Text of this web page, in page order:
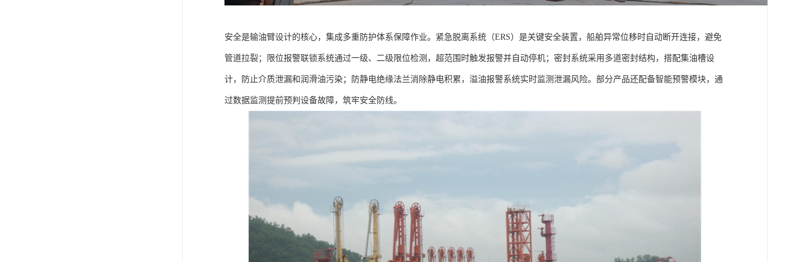
安全是输油臂设计的核心，集成多重防护体系保障作业。紧急脱离系统（ERS）是关键安全装置，船舶异常位移时自动断开连接，避免
管道拉裂；限位报警联锁系统通过一级、二级限位检测，超范围时触发报警并自动停机；密封系统采用多道密封结构，搭配集油槽设
计，防止介质泄漏和润滑油污染；防静电绝缘法兰消除静电积累，溢油报警系统实时监测泄漏风险。部分产品还配备智能预警模块，通
过数据监测提前预判设备故障，筑牢安全防线。